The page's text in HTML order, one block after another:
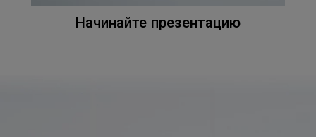
Начинайте презентацию